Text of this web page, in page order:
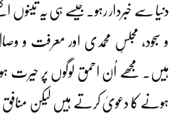
دنیا سے خبردار رہو۔ جیسے ہی یہ تینوں
و سجود، مجلسِ محمدی اور معرفت و
ہیں۔ مجھے اُن احمق لوگوں پر حیرت
ہونے کا دعویٰ کرتے ہیں لیکن